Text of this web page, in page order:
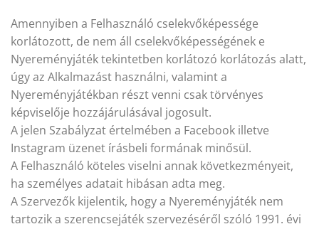
Amennyiben a Felhasználó cselekvőképessége
korlátozott, de nem áll cselekvőképességének e
Nyereményjáték tekintetben korlátozó korlátozás alatt,
úgy az Alkalmazást használni, valamint a
Nyereményjátékban részt venni csak törvényes
képviselője hozzájárulásával jogosult.
A jelen Szabályzat értelmében a Facebook illetve
Instagram üzenet írásbeli formának minősül.
A Felhasználó köteles viselni annak következményeit,
ha személyes adatait hibásan adta meg.
A Szervezők kijelentik, hogy a Nyereményjáték nem
tartozik a szerencsejáték szervezéséről szóló 1991. évi